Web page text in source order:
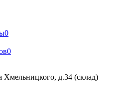
0
0
Хмельницкого, д.34 (склад)